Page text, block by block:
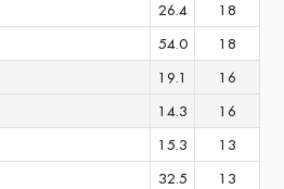
26.4
18
54.0 18
19.1
16
14.3 16
15.3
13
32.5 13